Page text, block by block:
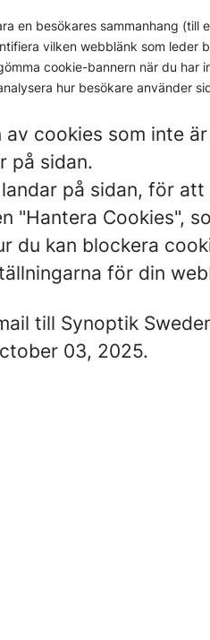
en besökares sammanhang (till
vilken webblänk som leder
cookie-bannern när du har
hur besökare använder
cookies som inte
på sidan.
på sidan, för
"Hantera Cookies",
du kan blockera
för din
till Synoptik
03, 2025.